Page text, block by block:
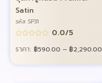
Satin
รหัส SP31
0.0/5
ราคา: ฿590.00 – ฿2,290.00